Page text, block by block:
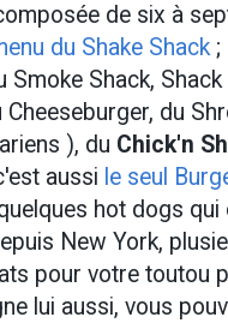
de six à
du Shake Shack;
Smoke Shack,
Cheeseburger, du
), du Chick'n
aussi le seul
hot dogs qui
New York,
pour votre toutou
lui aussi, vous